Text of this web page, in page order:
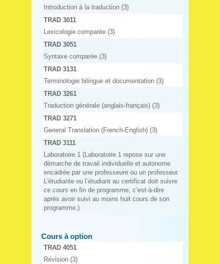
Introduction à la traduction (3)
TRAD 3011
Lexicologie comparée (3)
TRAD 3051
Syntaxe comparée (3)
TRAD 3131
Terminologie bilingue et documentation (3)
TRAD 3261
Traduction générale (anglais-français) (3)
TRAD 3271
General Translation (French-English) (3)
TRAD 3111
Laboratoire 1 (Laboratoire 1 repose sur une
démarche de travail individuelle et autonome
encadrée par une professeure ou un professeur.
L'étudiante ou l’étudiant au certificat doit suivre
ce cours en fin de programme, c’est-à-dire
après avoir suivi au moins huit cours de son
programme.)
Cours à option
TRAD 4051
Révision (3)